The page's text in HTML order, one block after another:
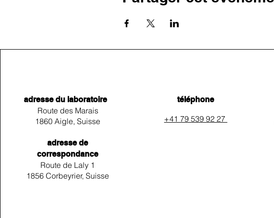
adresse du laboratoire
Route des Marais
1860 Aigle, Suisse
adresse de
correspondance
Route de Laly 1
1856 Corbeyrier, Suisse
téléphone
+41 79 539 92 27